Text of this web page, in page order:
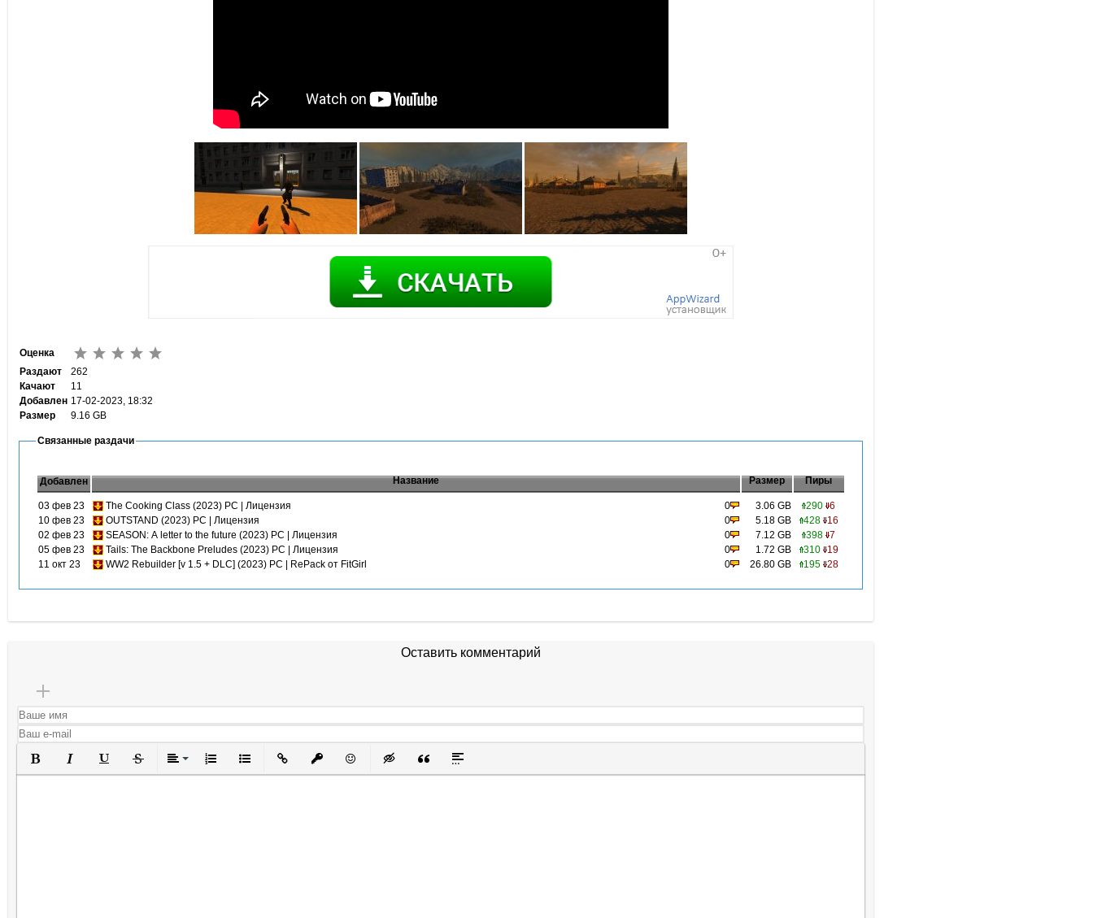
Оценка
Раздают
262
Качают
11
Добавлен 17-02-2023, 18:32
Размер
9.16 GB
Связанные раздачи
Добавлен Название Размер Пиры
03 фев 23 The Cooking Class (2023) PC | Лицензия 0 3.06 GB 290 6
10 фев 23
OUTSTAND (2023) PC | Лицензия 0 5.18 GB 428 16
02 фев 23
SEASON: A letter to the future (2023) PC | Лицензия 0 7.12 GB 398 7
05 фев 23
Tails: The Backbone Preludes (2023) PC | Лицензия 0 1.72 GB 310 19
11 окт 23
WW2 Rebuilder [v 1.5 + DLC] (2023) PC | RePack от FitGirl 0 26.80 GB 195 28
Оставить комментарий
Полужирный
КурсивПодчеркнутый
ЗачеркнутыйВыравнивание
Нумерованный список
Маркированный список
Вставить ссылку
Вставить защищенную ссылку
Вставить смайлик
Вставка скрытого текста
Вставка цитаты
Вставка спойлера